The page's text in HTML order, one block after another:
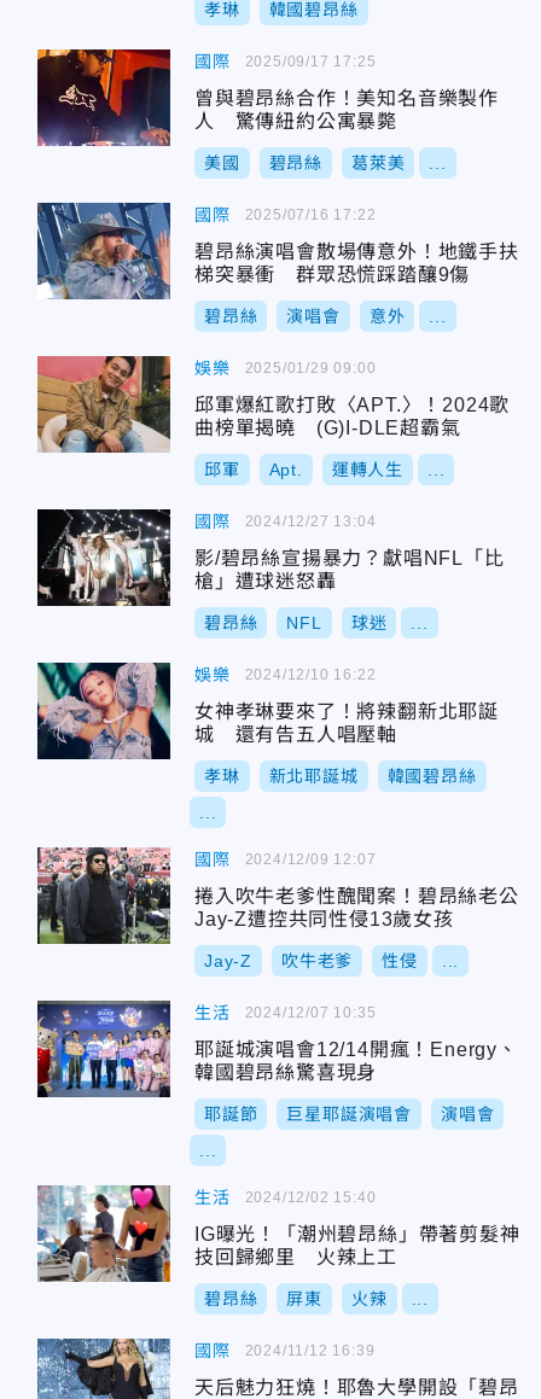
孝琳 韓國碧昂絲
國際
曾與碧昂絲合作！美知名音樂製作
人 驚傳紐約公寓暴斃
美國 碧昂絲 葛萊美
2025/09/17 17:25
國際
碧昂絲演唱會散場傳意外！地鐵手扶
梯突暴衝 群眾恐慌踩踏釀9傷
碧昂絲 演唱會 意外
2025/07/16 17:22
娛樂
邱軍爆紅歌打敗〈APT.〉！2024歌
曲榜單揭曉 (G)I-DLE超霸氣
邱軍 Apt. 運轉人生
2025/01/29 09:00
國際
影/碧昂絲宣揚暴力？獻唱NFL「比
槍」遭球迷怒轟
碧昂絲 NFL 球迷
2024/12/27 13:04
娛樂
女神孝琳要來了！將辣翻新北耶誕
城 還有告五人唱壓軸
孝琳 新北耶誕城 韓國碧昂絲
2024/12/10 16:22
國際
捲入吹牛老爹性醜聞案！碧昂絲老公
Jay-Z遭控共同性侵13歲女孩
Jay-Z 吹牛老爹 性侵
2024/12/09 12:07
生活
耶誕城演唱會12/14開瘋！Energy、
韓國碧昂絲驚喜現身
耶誕節 巨星耶誕演唱會 演唱會
2024/12/07 10:35
生活
IG曝光！「潮州碧昂絲」帶著剪髮神
技回歸鄉里 火辣上工
碧昂絲 屏東 火辣
2024/12/02 15:40
國際
天后魅力狂燒！耶魯大學開設「碧昂
2024/11/12 16:39